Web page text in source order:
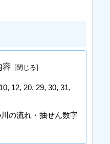
容
12, 20, 29, 30, 31,
の流れ・抽せん数字